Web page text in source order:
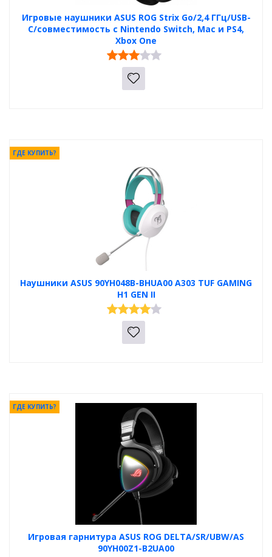
Игровые наушники ASUS ROG Strix Go/2,4 ГГц/USB-
C/совместимость с Nintendo Switch, Mac и PS4,
Xbox One
Наушники ASUS 90YH048B-BHUA00 A303 TUF GAMING
H1 GEN II
ГДЕ КУПИТЬ?
Игровая гарнитура ASUS ROG DELTA/SR/UBW/AS
90YH00Z1-B2UA00
ГДЕ КУПИТЬ?